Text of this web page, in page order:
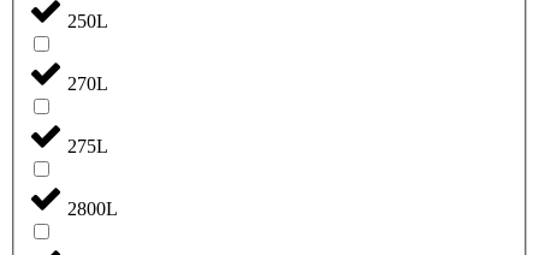
250L
270L
275L
2800L